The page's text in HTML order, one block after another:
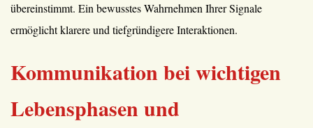
übereinstimmt. Ein bewusstes Wahrnehmen Ihrer Signale
ermöglicht klarere und tiefgründigere Interaktionen.
Kommunikation bei wichtigen
Lebensphasen und